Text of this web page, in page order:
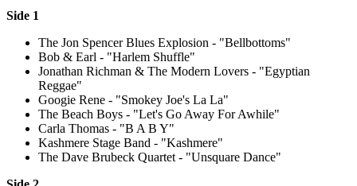
Side 1
The Jon Spencer Blues Explosion - "Bellbottoms"
Bob & Earl - "Harlem Shuffle"
Jonathan Richman & The Modern Lovers - "Egyptian
Reggae"
Googie Rene - "Smokey Joe's La La"
The Beach Boys - "Let's Go Away For Awhile"
Carla Thomas - "B A B Y"
Kashmere Stage Band - "Kashmere"
The Dave Brubeck Quartet - "Unsquare Dance"